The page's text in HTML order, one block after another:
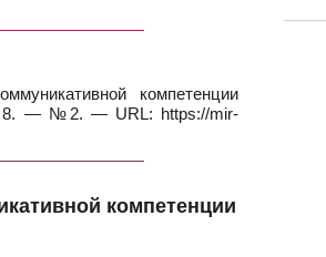
компетенции
8. — №2. — URL: https://mir-
компетенции